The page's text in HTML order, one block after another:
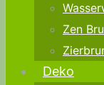
Zen
Deko